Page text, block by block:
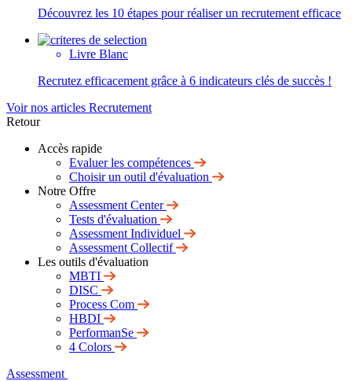
Découvrez les 10 étapes pour réaliser un recrutement efficace
Livre Blanc
Recrutez efficacement grâce à 6 indicateurs clés de succès !
Voir nos articles Recrutement
Retour
Accès rapide
Evaluer les compétences
Choisir un outil d'évaluation
Notre Offre
Assessment Center
Tests d'évaluation
Assessment Individuel
Assessment Collectif
Les outils d'évaluation
MBTI
DISC
Process Com
HBDI
PerformanSe
4 Colors
Assessment